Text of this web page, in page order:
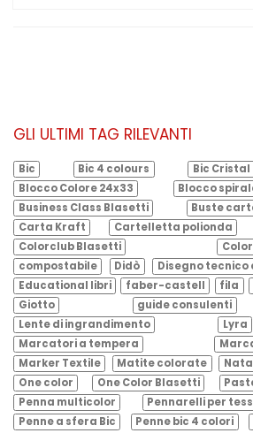
GLI ULTIMI TAG RILEVANTI
Bic Bic 4 colours Bic
Blocco Colore 24x33
Blocco
Business Class Blasetti
Buste
Carta Kraft
Cartelletta polionda
Colorclub Blasetti
compostabile
Didò Disegno
Educational libri
faber-castell fila
Giotto
guide consulenti
Lente di ingrandimento
Lyra
Marcatori a tempera
Marker Textile
Matite colorate
One color
One Color Blasetti
Penna multicolor
Pennarelli per
Penne a sfera Bic
Penne bic 4 colori